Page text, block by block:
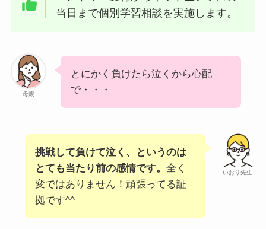
当日まで個別学習相談を実施します。
母親
とにかく負けたら泣くから心配
で・・・
いおり先生
挑戦して負けて泣く、というのは
とても当たり前の感情です。 全く
変ではありません！頑張ってる証
拠です^^